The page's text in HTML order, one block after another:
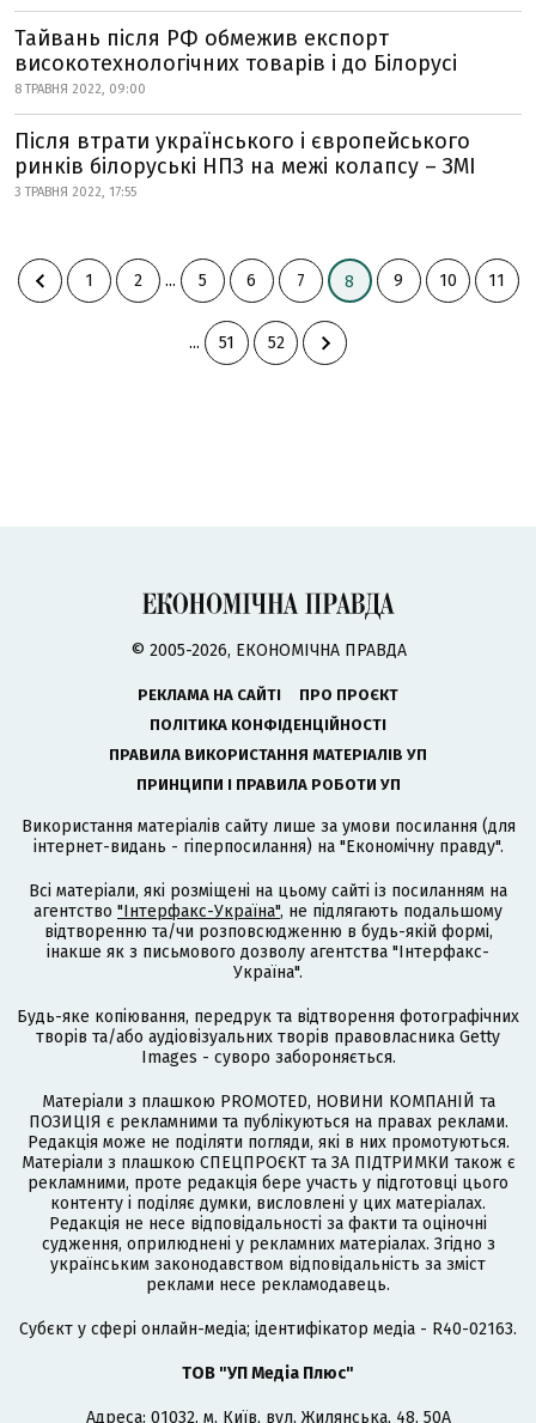
Тайвань після РФ обмежив експорт
високотехнологічних товарів і до Білорусі
8 ТРАВНЯ 2022, 09:00
Після втрати українського і європейського
ринків білоруські НПЗ на межі колапсу – ЗМІ
3 ТРАВНЯ 2022, 17:55
1 2 ... 5 6 7 8 9 10 11
... 51 52
© 2005-2026, ЕКОНОМІЧНА ПРАВДА
РЕКЛАМА НА САЙТІ
ПРО ПРОЄКТ
ПОЛІТИКА КОНФІДЕНЦІЙНОСТІ
ПРАВИЛА ВИКОРИСТАННЯ МАТЕРІАЛІВ УП
ПРИНЦИПИ І ПРАВИЛА РОБОТИ УП
Використання матеріалів сайту лише за умови посилання (для
інтернет-видань - гіперпосилання) на "Економічну правду".
Всі матеріали, які розміщені на цьому сайті із посиланням на
агентство "Інтерфакс-Україна", не підлягають подальшому
відтворенню та/чи розповсюдженню в будь-якій формі,
інакше як з письмового дозволу агентства "Інтерфакс-
Україна".
Будь-яке копіювання, передрук та відтворення фотографічних
творів та/або аудіовізуальних творів правовласника Getty
Images - суворо забороняється.
Матеріали з плашкою PROMOTED, НОВИНИ КОМПАНІЙ та
ПОЗИЦІЯ є рекламними та публікуються на правах реклами.
Редакція може не поділяти погляди, які в них промотуються.
Матеріали з плашкою СПЕЦПРОЄКТ та ЗА ПІДТРИМКИ також є
рекламними, проте редакція бере участь у підготовці цього
контенту і поділяє думки, висловлені у цих матеріалах.
Редакція не несе відповідальності за факти та оціночні
судження, оприлюднені у рекламних матеріалах. Згідно з
українським законодавством відповідальність за зміст
реклами несе рекламодавець.
Cубєкт у сфері онлайн-медіа; ідентифікатор медіа - R40-02163.
ТОВ "УП Медіа Плюс"
Адреса: 01032, м. Київ, вул. Жилянська, 48, 50А